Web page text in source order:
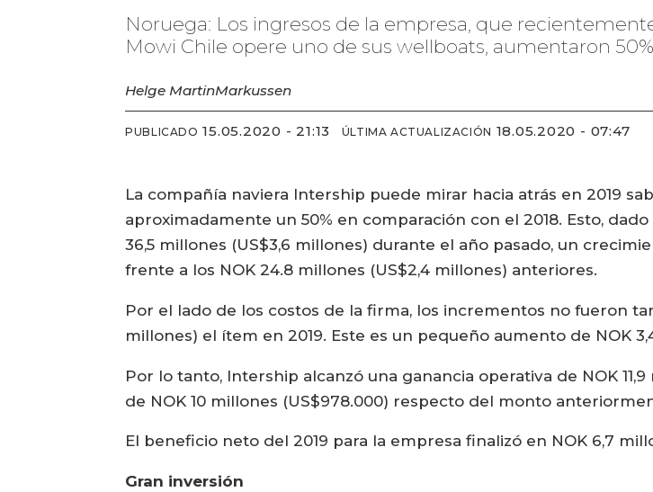
Noruega: Los ingresos de la empresa, que
Mowi Chile opere uno de sus wellboats, aumentaron
Helge MartinMarkussen
PUBLICADO 15.05.2020 - 21:13 ÚLTIMA ACTUALIZACIÓN 18.05.2020 - 07:47
La compañía naviera Intership puede mirar hacia atrás en 2019
aproximadamente un 50% en comparación con el 2018. Esto,
36,5 millones (US$3,6 millones) durante el año pasado, un
frente a los NOK 24.8 millones (US$2,4 millones) anteriores.
Por el lado de los costos de la firma, los incrementos no fueron
millones) el ítem en 2019. Este es un pequeño aumento de NOK
Por lo tanto, Intership alcanzó una ganancia operativa de NOK
de NOK 10 millones (US$978.000) respecto del monto
El beneficio neto del 2019 para la empresa finalizó en NOK 6,7
Gran inversión